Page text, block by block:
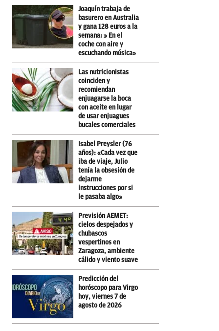
Joaquín trabaja de
basurero en Australia
y gana 128 euros a la
semana: » En el
coche con aire y
escuchando música»
Las nutricionistas
coinciden y
recomiendan
enjuagarse la boca
con aceite en lugar
de usar enjuagues
bucales comerciales
Isabel Preysler (76
años): «Cada vez que
iba de viaje, Julio
tenía la obsesión de
dejarme
instrucciones por si
le pasaba algo»
Previsión AEMET:
cielos despejados y
chubascos
vespertinos en
Zaragoza, ambiente
cálido y viento suave
Predicción del
horóscopo para Virgo
hoy, viernes 7 de
agosto de 2026